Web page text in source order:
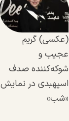
(عکسی) گریم
عجیب و
شوکه‌کننده صدف
اسپهبدی در نمایش
«شب»